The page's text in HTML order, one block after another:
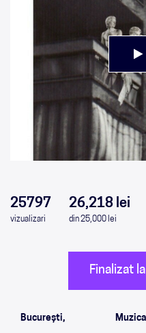
25797
vizualizari
26,218 lei
din 25,000 lei
Finalizat
București, Muzica